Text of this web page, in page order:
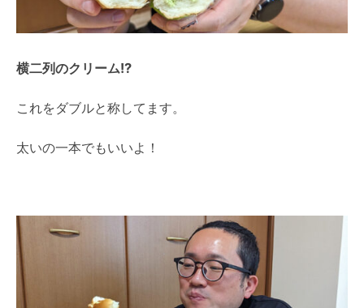
横二列のクリーム!?
これをダブルと称してます。
太いの一本でもいいよ！